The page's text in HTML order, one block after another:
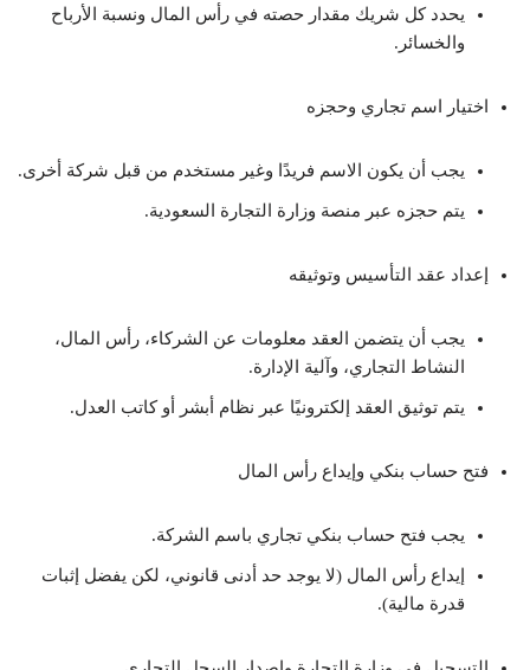
يحدد كل شريك مقدار حصته في رأس المال ونسبة الأرباح
والخسائر.
اختيار اسم تجاري وحجزه
يجب أن يكون الاسم فريدًا وغير مستخدم من قبل شركة أخرى.
يتم حجزه عبر منصة وزارة التجارة السعودية.
إعداد عقد التأسيس وتوثيقه
يجب أن يتضمن العقد معلومات عن الشركاء، رأس المال،
النشاط التجاري، وآلية الإدارة.
يتم توثيق العقد إلكترونيًا عبر نظام أبشر أو كاتب العدل.
فتح حساب بنكي وإيداع رأس المال
يجب فتح حساب بنكي تجاري باسم الشركة.
إيداع رأس المال (لا يوجد حد أدنى قانوني، لكن يفضل إثبات
قدرة مالية).